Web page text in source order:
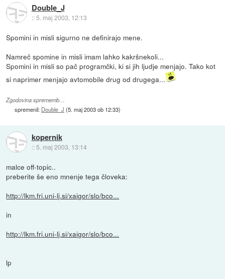
Double_J
::5. maj 2003, 12:13
Spomini in misli sigurno ne definirajo mene.
Namreč spomine in misli imam lahko kakršnekoli...
Spomini in misli so pač programčki, ki si jih ljudje menjajo. Tako kot
si naprimer menjajo avtomobile drug od drugega...
Zgodovina sprememb…
spremenil: Double_J (5. maj 2003 ob 12:33)
kopernik
:: 5. maj 2003, 13:14
malce off-topic..
preberite še eno mnenje tega človeka:
http://lkm.fri.uni-lj.si/xaigor/slo/bco...
in
http://lkm.fri.uni-lj.si/xaigor/slo/bco...
lp